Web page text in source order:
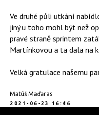
Ve druhé půli utkání
jiný u toho mohl být než
pravé straně sprintem
Martínkovou a ta dala na
Velká gratulace našemu
Matúš Maďaras
2021-06-23 16:46